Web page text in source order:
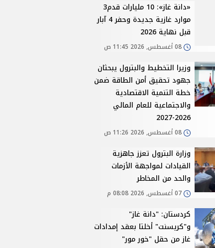
«دانة غاز»: 10 مليارات قدم3
موارد غازية جديدة وحفر 4 آبار
قبل نهاية 2026
08 أغسطس, 2026 11:45 ص
وزيرا التخطيط والبترول يبحثان
جهود تحقيق أمن الطاقة ضمن
خطة التنمية الاقتصادية
والاجتماعية للعام المالي
2026-2027
08 أغسطس, 2026 11:26 ص
وزارة البترول تعزز جاهزية
القيادات لمواجهة الأزمات
والحد من المخاطر
07 أغسطس, 2026 08:08 م
كردستان: "دانة غاز"
و"كريسنت" أخلتا بعقد إمدادات
غاز من حقل "خور مور"